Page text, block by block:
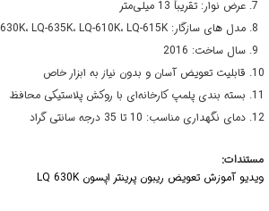
عرض نوار: تقریباً 13 میلی‌متر
مدل های سازگار: Epson LQ-630K، LQ-635K، LQ-610K، LQ-615K
سال ساخت: 2016
قابلیت تعویض آسان و بدون نیاز به ابزار خاص
بسته بندی پلمپ کارخانه‌ای با روکش پلاستیکی محافظ
دمای نگهداری مناسب: 10 تا 35 درجه سانتی گراد
مستندات:
ویدیو آموزش تعویض ریبون پرینتر اپسون LQ 630K